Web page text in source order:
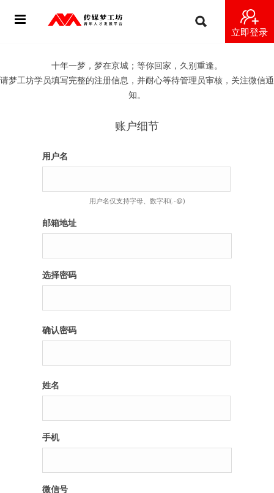
立即登录
纪录片2 青年人不同活法
出彩2016
辉煌2013
十年一梦，梦在京城；等你回家，久别重逢。
请梦工坊学员填写完整的注册信息，并耐心等待管理员审核，关注微信通
知。
账户细节
用户名
用户名仅支持字母、数字和(.-@)
邮箱地址
选择密码
确认密码
姓名
手机
微信号